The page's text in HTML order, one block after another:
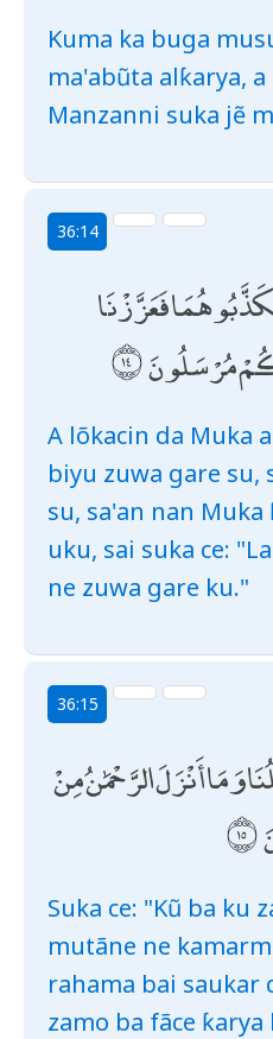
Kuma ka buga
ma'abũta alƙarya,
Manzanni suka jẽ
36:14
فَعَزَّزْنَا
مُرْسَلُونَ
A lõkacin da Muka
biyu zuwa gare su,
su, sa'an nan
uku, sai suka ce:
ne zuwa gare ku."
36:15
وَمَا أَنْزَلَ الرَّحْمَٰنُ مِنْ
Suka ce: "Kũ ba ku
mutãne ne
rahama bai saukar
zamo ba fãce ƙarya